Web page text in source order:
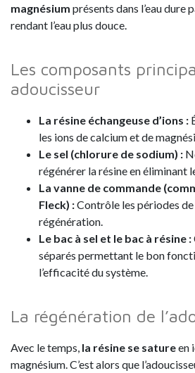
magnésium présents dans l’eau dure
rendant l’eau plus douce.
Les composants
adoucisseur
La résine échangeuse d’ions :
les ions de calcium et de
Le sel (chlorure de sodium) :
régénérer la résine en éliminant
La vanne de commande
Fleck) :Contrôle les périodes
régénération.
Le bac à sel et le bac à résine :
séparés permettant le bon
l’efficacité du système.
La régénération de
Avec le temps, la résine se satureen
magnésium. C’est alors que